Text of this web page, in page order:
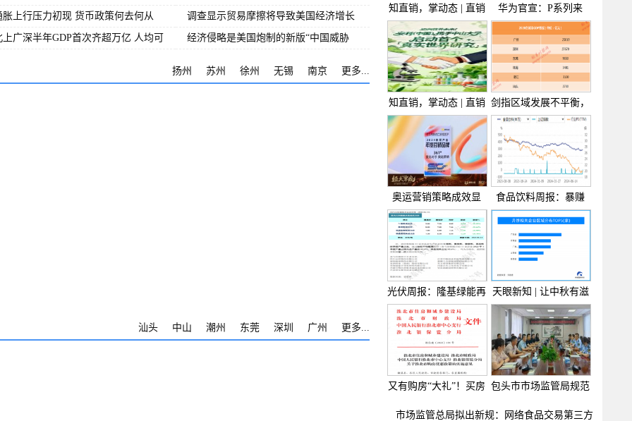
胀上行压力初现 货币政策何去何从 调查显示贸易摩擦将导致美国经济增长
上广深半年GDP首次齐超万亿 人均可 经济侵略是美国炮制的新版“中国威胁
更多...
南京
无锡
徐州
苏州
扬州
更多...
广州
深圳
东莞
潮州
中山
汕头
知直销，掌动态 | 直销
热
华为官宣：P系列来
了！样
知直销，掌动态 | 直销
热
剑指区域发展不平衡，
广
奥运营销策略成效显
著，
食品饮料周报：暴赚
417亿
光伏周报：隆基绿能再
次
天眼新知 | 让中秋有滋
有
又有购房“大礼”！买房 包头市市场监管局规范
市场监管总局拟出新规：网络食品交易第三方